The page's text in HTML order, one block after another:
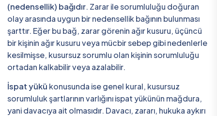
(nedensellik) bağıdır. Zarar ile sorumluluğu doğuran
olay arasında uygun bir nedensellik bağının bulunması
şarttır. Eğer bu bağ, zarar görenin ağır kusuru, üçüncü
bir kişinin ağır kusuru veya mücbir sebep gibi nedenlerle
kesilmişse, kusursuz sorumlu olan kişinin sorumluluğu
ortadan kalkabilir veya azalabilir.
İspat yükü konusunda ise genel kural, kusursuz
sorumluluk şartlarının varlığını ispat yükünün mağdura,
yani davacıya ait olmasıdır. Davacı, zararı, hukuka aykırı